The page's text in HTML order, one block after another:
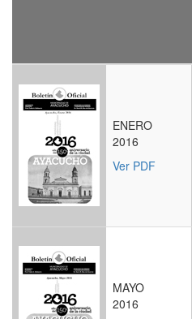
ENERO
2016
Ver PDF
MAYO
2016